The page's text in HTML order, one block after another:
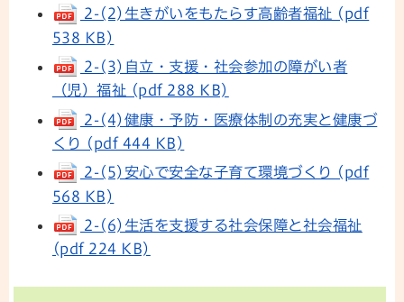
2-(2)生きがいをもたらす高齢者福祉 (pdf
538 KB)
2-(3)自立・支援・社会参加の障がい者
（児）福祉 (pdf 288 KB)
2-(4)健康・予防・医療体制の充実と健康づ
くり (pdf 444 KB)
2-(5)安心で安全な子育て環境づくり (pdf
568 KB)
2-(6)生活を支援する社会保障と社会福祉
(pdf 224 KB)